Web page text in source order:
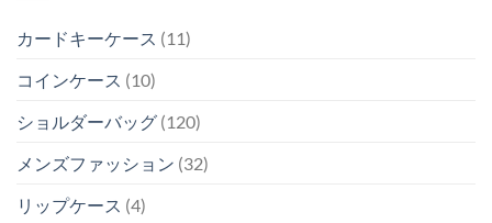
カードキーケース (11)
コインケース (10)
ショルダーバッグ (120)
メンズファッション (32)
リップケース (4)